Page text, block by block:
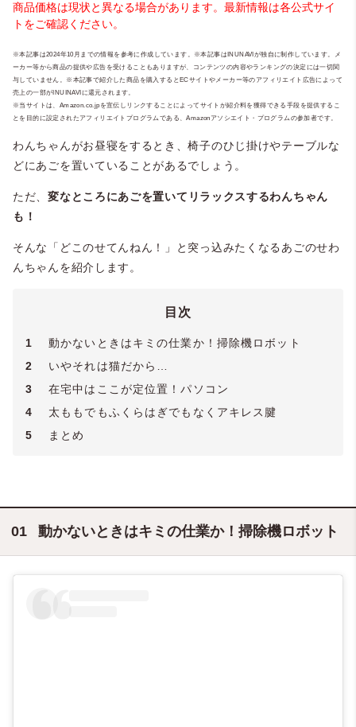
商品価格は現状と異なる場合があります。最新情報は各公式サイ
トをご確認ください。
※本記事は2024年10月までの情報を参考に作成しています。※本記事はINUNAVIが独自に制作しています。メ
ーカー等から商品の提供や広告を受けることもありますが、コンテンツの内容やランキングの決定には一切関
与していません。※本記事で紹介した商品を購入するとECサイトやメーカー等のアフィリエイト広告によって
売上の一部がINUINAVIに還元されます。
※当サイトは、Amazon.co.jpを宣伝しリンクすることによってサイトが紹介料を獲得できる手段を提供するこ
とを目的に設定されたアフィリエイトプログラムである、Amazonアソシエイト・プログラムの参加者です。
わんちゃんがお昼寝をするとき、椅子のひじ掛けやテーブルな
どにあごを置いていることがあるでしょう。
ただ、変なところにあごを置いてリラックスするわんちゃん
も！
そんな「どこのせてんねん！」と突っ込みたくなるあごのせわ
んちゃんを紹介します。
目次
1
動かないときはキミの仕業か！掃除機ロボット
2
いやそれは猫だから…
3
在宅中はここが定位置！パソコン
4
太ももでもふくらはぎでもなくアキレス腱
5
まとめ
動かないときはキミの仕業か！掃除機ロボット